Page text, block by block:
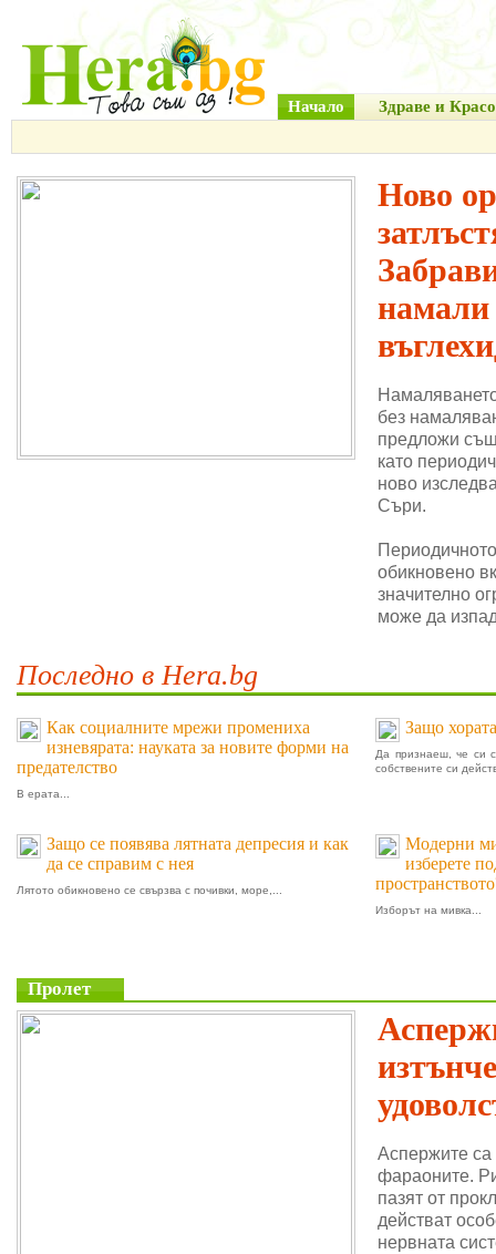
Начало Здраве и
Ново
намали
без
предложи
като
ново
Съри.
обикновено
значително
може да
Последно в Hera.bg
Как социалните мрежи промениха
изневярата: науката за новите форми на
предателство
В ерата...
Защо
Да признаеш, че си
собствените си
Защо се появява лятната депресия и как
да се справим с нея
Лятото обикновено се свързва с почивки, море,...
Модерни
изберете
Изборът на мивка...
Пролет
Аспержите
фараоните.
пазят от
действат
нервната